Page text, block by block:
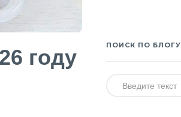
году ПОИСК ПО БЛОГУ